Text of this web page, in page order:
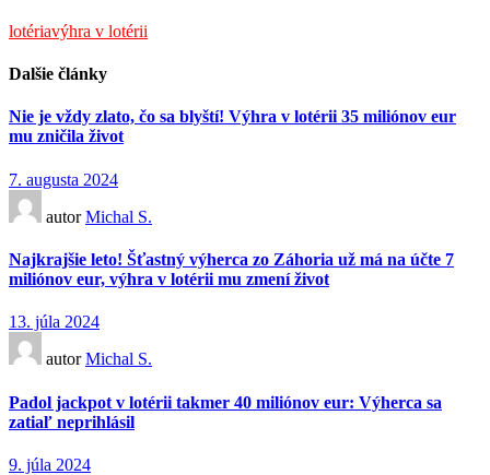
lotériavýhra v lotérii
Dalšie články
Nie je vždy zlato, čo sa blyští! Výhra v lotérii 35 miliónov eur
mu zničila život
7. augusta 2024
autorMichal S.
Najkrajšie leto! Šťastný výherca zo Záhoria už má na účte 7
miliónov eur, výhra v lotérii mu zmení život
13. júla 2024
autorMichal S.
Padol jackpot v lotérii takmer 40 miliónov eur: Výherca sa
zatiaľ neprihlásil
9. júla 2024